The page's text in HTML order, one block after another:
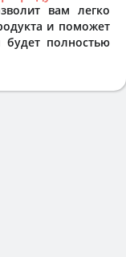
вам легко
и поможет
будет полностью